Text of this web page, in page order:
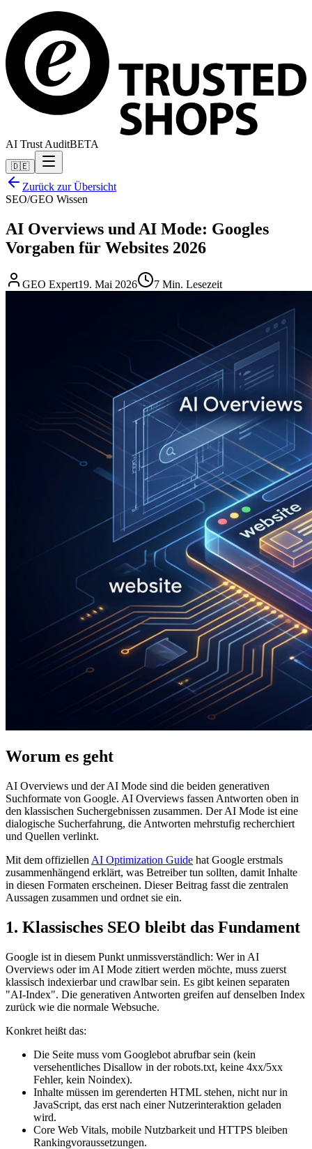
AI Trust AuditBETA
🇩🇪
Zurück zur Übersicht
SEO/GEO Wissen
AI Overviews und AI Mode: Googles
Vorgaben für Websites 2026
GEO Expert19. Mai 2026 7 Min. Lesezeit
Worum es geht
AI Overviews und der AI Mode sind die beiden generativen
Suchformate von Google. AI Overviews fassen Antworten oben in
den klassischen Suchergebnissen zusammen. Der AI Mode ist eine
dialogische Sucherfahrung, die Antworten mehrstufig recherchiert
und Quellen verlinkt.
Mit dem offiziellen AI Optimization Guide hat Google erstmals
zusammenhängend erklärt, was Betreiber tun sollten, damit Inhalte
in diesen Formaten erscheinen. Dieser Beitrag fasst die zentralen
Aussagen zusammen und ordnet sie ein.
1. Klassisches SEO bleibt das Fundament
Google ist in diesem Punkt unmissverständlich: Wer in AI
Overviews oder im AI Mode zitiert werden möchte, muss zuerst
klassisch indexierbar und crawlbar sein. Es gibt keinen separaten
"AI-Index". Die generativen Antworten greifen auf denselben Index
zurück wie die normale Websuche.
Konkret heißt das:
Die Seite muss vom Googlebot abrufbar sein (kein
versehentliches Disallow in der robots.txt, keine 4xx/5xx
Fehler, kein Noindex).
Inhalte müssen im gerenderten HTML stehen, nicht nur in
JavaScript, das erst nach einer Nutzerinteraktion geladen
wird.
Core Web Vitals, mobile Nutzbarkeit und HTTPS bleiben
Rankingvoraussetzungen.